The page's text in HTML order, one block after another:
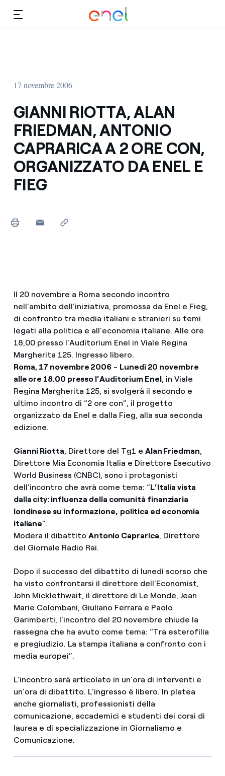
17 novembre 2006
GIANNI RIOTTA, ALAN
FRIEDMAN, ANTONIO
CAPRARICA A 2 ORE CON,
ORGANIZZATO DA ENEL E
FIEG
Il 20 novembre a Roma secondo incontro
nell'ambito dell'iniziativa, promossa da Enel e Fieg,
di confronto tra media italiani e stranieri su temi
legati alla politica e all'economia italiane. Alle ore
18,00 presso l'Auditorium Enel in Viale Regina
Margherita 125. Ingresso libero.
Roma, 17 novembre 2006 - Lunedì 20 novembre
alle ore 18.00 presso l’Auditorium Enel, in Viale
Regina Margherita 125, si svolgerà il secondo e
ultimo incontro di “2 ore con”, il progetto
organizzato da Enel e dalla Fieg, alla sua seconda
edizione.
Gianni Riotta, Direttore del Tg1 e Alan Friedman,
Direttore Mia Economia Italia e Direttore Esecutivo
World Business (CNBC), sono i protagonisti
dell’incontro che avrà come tema: “L’Italia vista
dalla city: influenza della comunità finanziaria
londinese su informazione, politica ed economia
italiane”.
Modera il dibattito Antonio Caprarica, Direttore
del Giornale Radio Rai.
Dopo il successo del dibattito di lunedì scorso che
ha visto confrontarsi il direttore dell’Economist,
John Micklethwait, il direttore di Le Monde, Jean
Marie Colombani, Giuliano Ferrara e Paolo
Garimberti, l’incontro del 20 novembre chiude la
rassegna che ha avuto come tema: “Tra esterofilia
e pregiudizio. La stampa italiana a confronto con i
media europei”.
L’incontro sarà articolato in un’ora di interventi e
un’ora di dibattito. L’ingresso è libero. In platea
anche giornalisti, professionisti della
comunicazione, accademici e studenti dei corsi di
laurea e di specializzazione in Giornalismo e
Comunicazione.